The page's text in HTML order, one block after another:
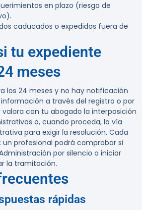
en plazo (riesgo de
caducados o expedidos fuera de
tu expediente
meses
los 24 meses y no hay notificación
a través del registro o por
con tu abogado la interposición
o, cuando proceda, la vía
para exigir la resolución. Cada
un profesional podrá comprobar si
por silencio o iniciar
la tramitación.
rápidas